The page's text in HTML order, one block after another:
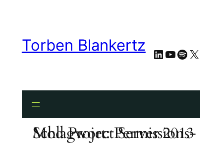
springenTorben Blankertz LinkedIn
YouTube
Spotify
X
Schlagwort:
Permissions-Mod Project Server 2013